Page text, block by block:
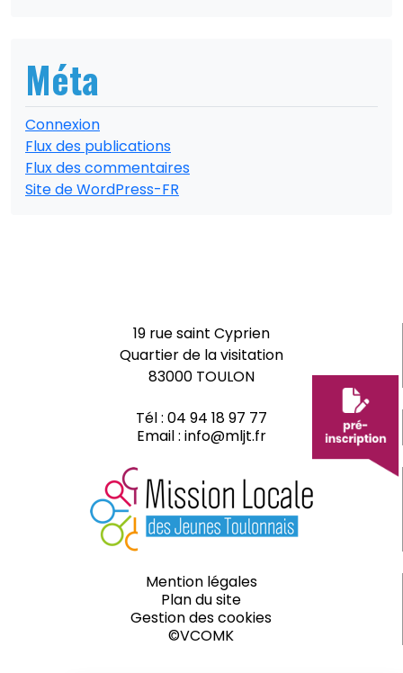
Méta
Connexion
Flux des publications
Flux des commentaires
Site de WordPress-FR
19 rue saint Cyprien
Quartier de la visitation
83000 TOULON
Tél : 04 94 18 97 77
Email : info@mljt.fr
Mention légales
Plan du site
Gestion des cookies
©VCOMK